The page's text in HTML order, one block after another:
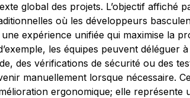
global des projets. L’objectif affiché
où les développeurs
expérience unifiée qui maximise la
les équipes peuvent déléguer
des vérifications de sécurité ou des
manuellement lorsque nécessaire.
ergonomique; elle représente